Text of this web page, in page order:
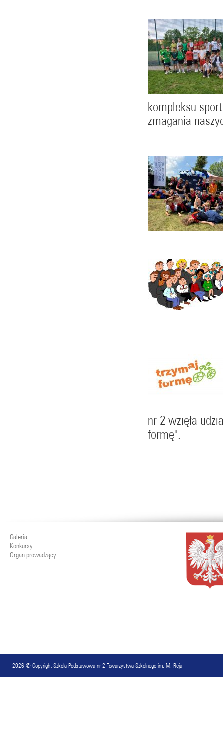
kompleksu
zmagania
nr 2 wzięła
formę".
Galeria
Konkursy
Organ prowadzący
2026 © Copyright Szkoła Podstawowa nr 2 Towarzystwa Szkolnego im. M. Reja